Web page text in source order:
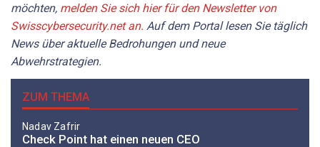
möchten, melden Sie sich hier für den Newsletter von
Swisscybersecurity.net an. Auf dem Portal lesen Sie täglich
News über aktuelle Bedrohungen und neue
Abwehrstrategien.
ZUM THEMA
Nadav Zafrir
Check Point hat einen neuen CEO